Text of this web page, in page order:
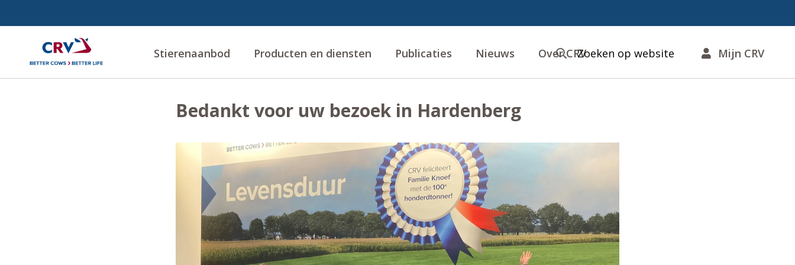
Stierenaanbod Producten en diensten Publicaties Nieuws Over CRVZoeken op website Mijn CRV
Bedankt voor uw bezoek in Hardenberg